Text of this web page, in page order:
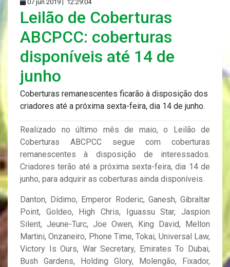
07 jun 2019 | 12:29:04
Leilão de Coberturas
ABCPCC: coberturas
disponíveis até 14 de
junho
Coberturas remanescentes ficarão à disposição dos
criadores até a próxima sexta-feira, dia 14 de junho.
Realizado no último mês de maio, o Leilão de
Coberturas ABCPCC segue com coberturas
remanescentes à disposição de interessados.
Criadores terão até a próxima sexta-feira, dia 14 de
junho, para adquirir as coberturas ainda disponíveis.
Danton, Dídimo, Emperor Roderic, Ganesh, Gibraltar
Point, Goldeo, High Chris, Iguassu Star, Jaspion
Silent, Jeune-Turc, Joe Owen, King David, Mellon
Martini, Onzaneiro, Phone Time, Tokai, Universal Law,
Victory Is Ours, War Secretary, Emirates To Dubai,
Bush Gardens, Holding Glory, Molengão, Fixador,